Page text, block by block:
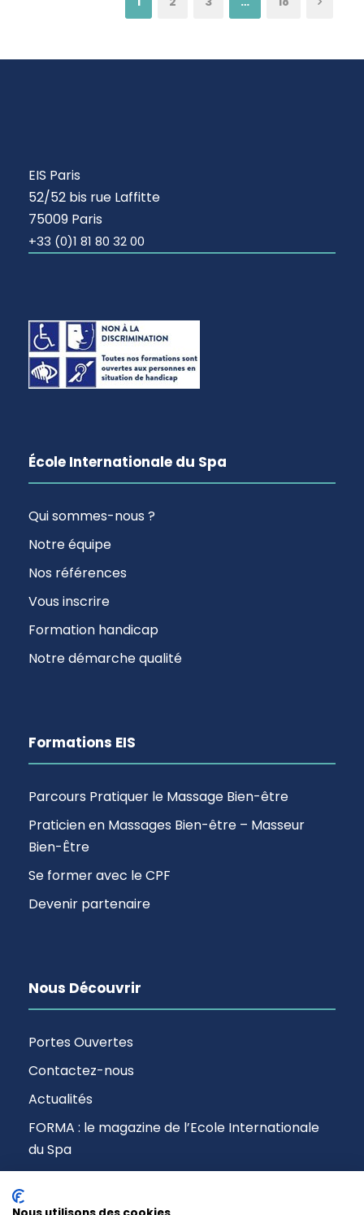
EIS Paris
52/52 bis rue Laffitte
75009 Paris
+33 (0)1 81 80 32 00
École Internationale du Spa
Qui sommes-nous ?
Notre équipe
Nos références
Vous inscrire
Formation handicap
Notre démarche qualité
Formations EIS
Parcours Pratiquer le Massage Bien-être
Praticien en Massages Bien-être – Masseur
Bien-Être
Se former avec le CPF
Devenir partenaire
Nous Découvrir
Portes Ouvertes
Contactez-nous
Actualités
FORMA : le magazine de l’Ecole Internationale
du Spa